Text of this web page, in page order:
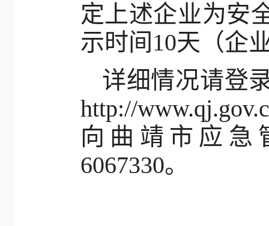
定上述企业为安
示时间10天（企
详细情况请登
http://
向 曲靖市应急
6067330。